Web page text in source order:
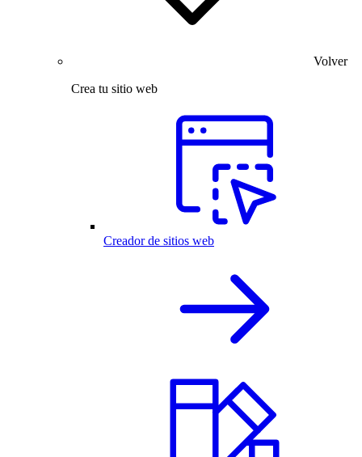
Volver
Crea tu sitio web
Creador de sitios web